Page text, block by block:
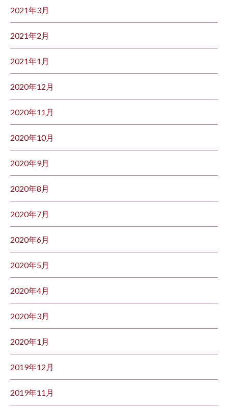
2021年3月
2021年2月
2021年1月
2020年12月
2020年11月
2020年10月
2020年9月
2020年8月
2020年7月
2020年6月
2020年5月
2020年4月
2020年3月
2020年1月
2019年12月
2019年11月